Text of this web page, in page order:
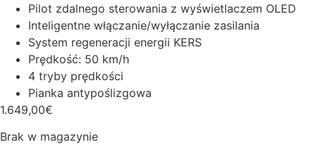
Pilot zdalnego sterowania z wyświetlaczem OLED
Inteligentne włączanie/wyłączanie zasilania
System regeneracji energii KERS
Prędkość: 50 km/h
4 tryby prędkości
Pianka antypoślizgowa
1.649,00€
Brak w magazynie